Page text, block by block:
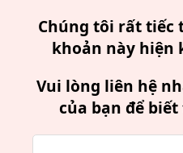
Chúng tôi rất tiếc
khoản này hiện
Vui lòng liên hệ
của bạn để